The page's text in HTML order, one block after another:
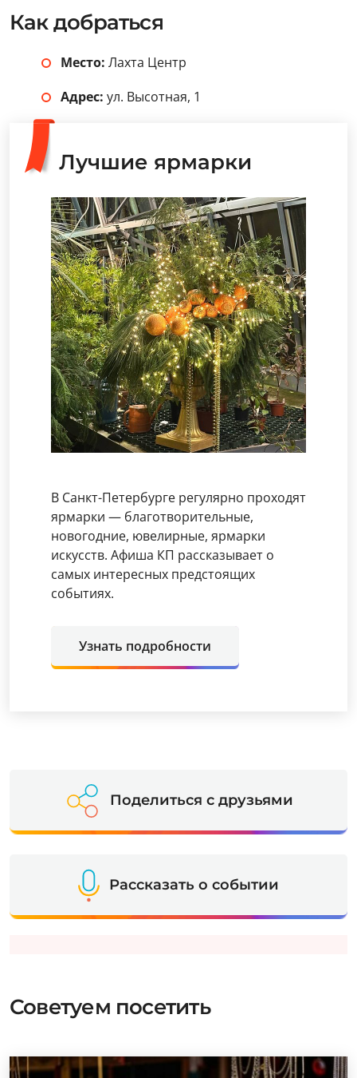
Как добраться
Место: Лахта Центр
Адрес: ул. Высотная, 1
Лучшие ярмарки
В Санкт-Петербурге регулярно проходят
ярмарки — благотворительные,
новогодние, ювелирные, ярмарки
искусств. Афиша КП рассказывает о
самых интересных предстоящих
событиях.
Узнать подробности
Поделиться с друзьями
Рассказать о событии
Советуем посетить